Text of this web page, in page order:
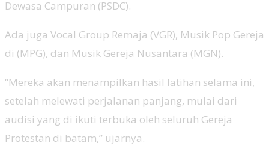
Dewasa Campuran (PSDC).
Ada juga Vocal Group Remaja (VGR), Musik Pop Gereja
di (MPG), dan Musik Gereja Nusantara (MGN).
“Mereka akan menampilkan hasil latihan selama ini,
setelah melewati perjalanan panjang, mulai dari
audisi yang di ikuti terbuka oleh seluruh Gereja
Protestan di batam,” ujarnya.